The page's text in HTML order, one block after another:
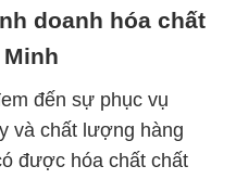
doanh hóa chất
đến sự phục vụ
và chất lượng hàng
được hóa chất chất